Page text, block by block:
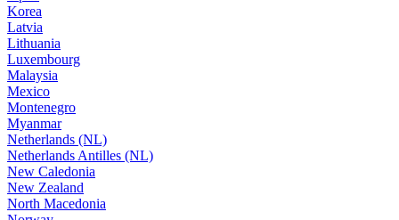
Korea
Latvia
Lithuania
Luxembourg
Malaysia
Mexico
Montenegro
Myanmar
Netherlands (NL)
Netherlands Antilles (NL)
New Caledonia
New Zealand
North Macedonia